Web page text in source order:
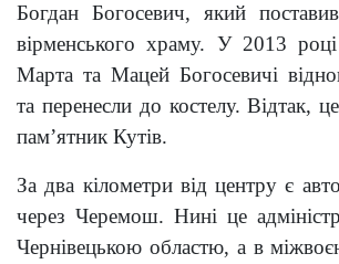
Богдан Богосевич, який
вірменського храму. У 2013
Марта та Мацей Богосевичі
та перенесли до костелу. Відтак,
пам’ятник Кутів.
За два кілометри від центру є
через Черемош. Нині це
Чернівецькою областю, а в